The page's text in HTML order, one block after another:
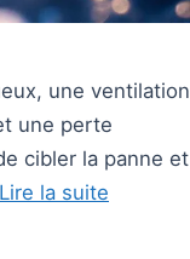
une ventilation
une perte
cibler la panne et
Lire la suite